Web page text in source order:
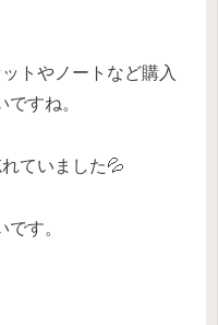
トやノートなど購入
すね。
ていました💦
す。